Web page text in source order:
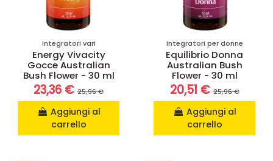
Integratori vari
Energy Vivacity
Gocce Australian
Bush Flower - 30 ml
23,36 € 25,96 €
Aggiungi al
carrello
Integratori per donne
Equilibrio Donna
Australian Bush
Flower - 30 ml
20,51 €25,96 €
Aggiungi al
carrello